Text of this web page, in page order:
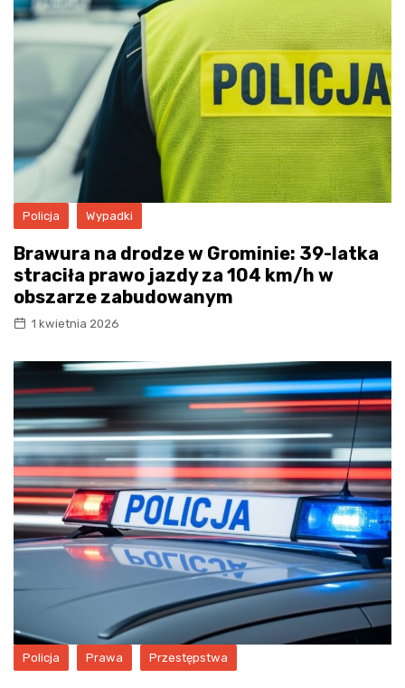
Policja Wypadki
Brawura na drodze w Grominie: 39-latka
straciła prawo jazdy za 104 km/h w
obszarze zabudowanym
1 kwietnia 2026
Policja Prawa Przestępstwa